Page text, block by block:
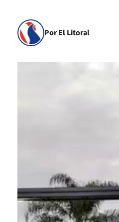
Por El Litoral